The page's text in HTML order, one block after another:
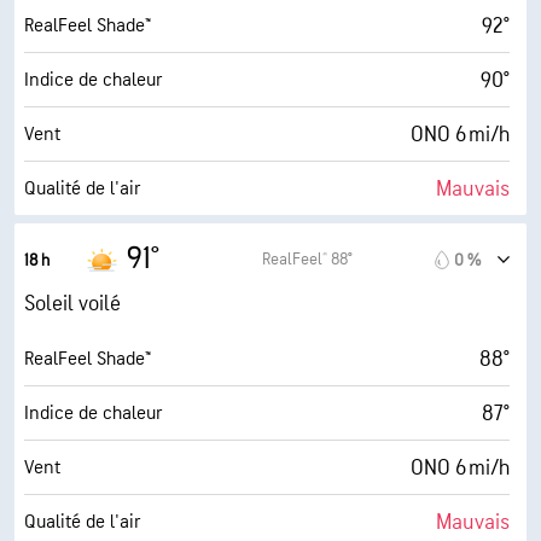
RealFeel Shade™ 92°
Indice de chaleur 90°
Vent ONO 6 mi/h
Qualité de l'air Mauvais
Indice UV maximal
Rafales
Humidité 17 %
Point de rosée 44° F
AccuLumen Brightness Index™ 5 (Moyenne)
Couverture nuageuse 0 %
18 h 91° RealFeel® 88° 0 %
Soleil voilé
RealFeel Shade™ 88°
Indice de chaleur 87°
Vent ONO 6 mi/h
Qualité de l'air Mauvais